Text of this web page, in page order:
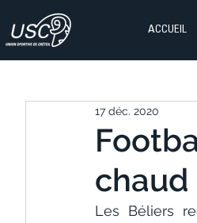
ACCUEIL
chaud
17 déc. 2020
Les Béliers